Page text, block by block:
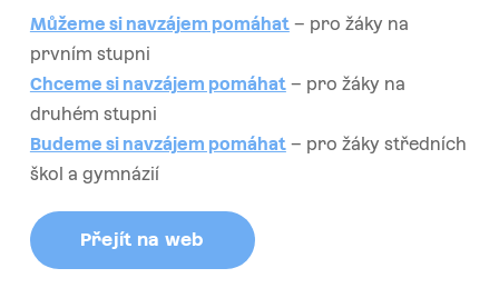
Můžeme si navzájem pomáhat– pro žáky na
prvním stupni
Chceme si navzájem pomáhat– pro žáky na
druhém stupni
Budeme si navzájem pomáhat– pro žáky středních
škol a gymnázií
Přejít na web